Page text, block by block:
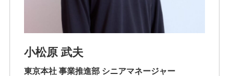
小松原 武夫
東京本社 事業推進部 シニアマネージャー